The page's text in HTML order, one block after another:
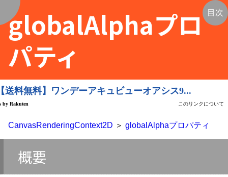
globalAlphaプロ
パティ
CanvasRenderingContext2D ＞ globalAlphaプロパティ
目次
概要